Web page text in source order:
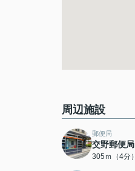
周辺施設
郵便局
交野郵便局
305ｍ（4分）